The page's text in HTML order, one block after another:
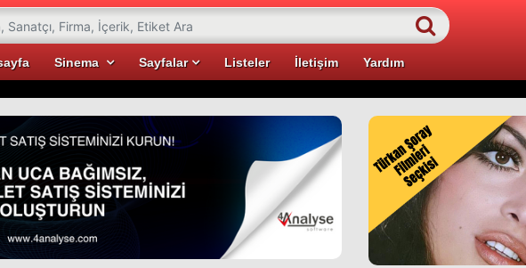
Sinema Sayfalar Listeler İletişim Yardım